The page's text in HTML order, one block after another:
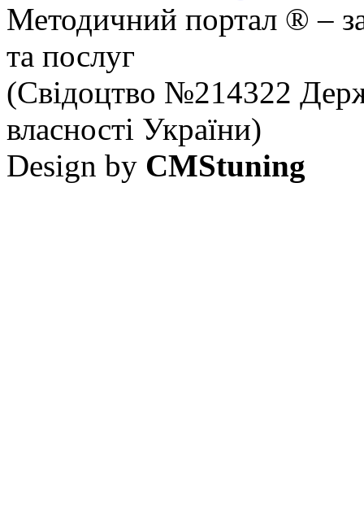
Методичний портал ® –
та послуг
(Свідоцтво №214322
власності України)
Design by CMStuning